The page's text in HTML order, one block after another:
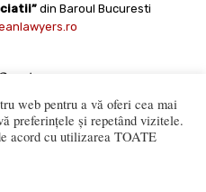
din Baroul Bucuresti
© Copyright 2008 -
web pentru a vă oferi cea mai
preferințele și repetând vizitele.
acord cu utilizarea TOATE